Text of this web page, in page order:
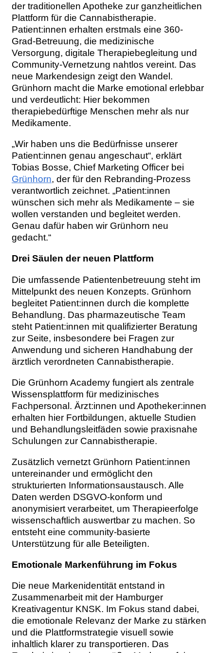
der traditionellen Apotheke zur ganzheitlichen
Plattform für die Cannabistherapie.
Patient:innen erhalten erstmals eine 360-
Grad-Betreuung, die medizinische
Versorgung, digitale Therapiebegleitung und
Community-Vernetzung nahtlos vereint. Das
neue Markendesign zeigt den Wandel.
Grünhorn macht die Marke emotional erlebbar
und verdeutlicht: Hier bekommen
therapiebedürftige Menschen mehr als nur
Medikamente.
„Wir haben uns die Bedürfnisse unserer
Patient:innen genau angeschaut“, erklärt
Tobias Bosse, Chief Marketing Officer bei
Grünhorn, der für den Rebranding-Prozess
verantwortlich zeichnet. „Patient:innen
wünschen sich mehr als Medikamente – sie
wollen verstanden und begleitet werden.
Genau dafür haben wir Grünhorn neu
gedacht.“
Drei Säulen der neuen Plattform
Die umfassende Patientenbetreuung steht im
Mittelpunkt des neuen Konzepts. Grünhorn
begleitet Patient:innen durch die komplette
Behandlung. Das pharmazeutische Team
steht Patient:innen mit qualifizierter Beratung
zur Seite, insbesondere bei Fragen zur
Anwendung und sicheren Handhabung der
ärztlich verordneten Cannabistherapie.
Die Grünhorn Academy fungiert als zentrale
Wissensplattform für medizinisches
Fachpersonal. Ärzt:innen und Apotheker:innen
erhalten hier Fortbildungen, aktuelle Studien
und Behandlungsleitfäden sowie praxisnahe
Schulungen zur Cannabistherapie.
Zusätzlich vernetzt Grünhorn Patient:innen
untereinander und ermöglicht den
strukturierten Informationsaustausch. Alle
Daten werden DSGVO-konform und
anonymisiert verarbeitet, um Therapieerfolge
wissenschaftlich auswertbar zu machen. So
entsteht eine community-basierte
Unterstützung für alle Beteiligten.
Emotionale Markenführung im Fokus
Die neue Markenidentität entstand in
Zusammenarbeit mit der Hamburger
Kreativagentur KNSK. Im Fokus stand dabei,
die emotionale Relevanz der Marke zu stärken
und die Plattformstrategie visuell sowie
inhaltlich klarer zu transportieren. Das